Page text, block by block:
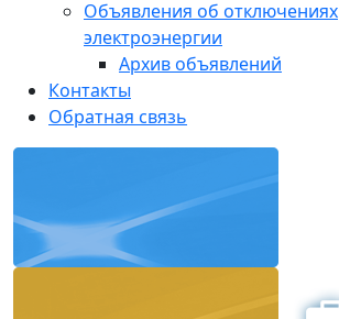
Объявления об отключениях
электроэнергии
Архив объявлений
Контакты
Обратная связь